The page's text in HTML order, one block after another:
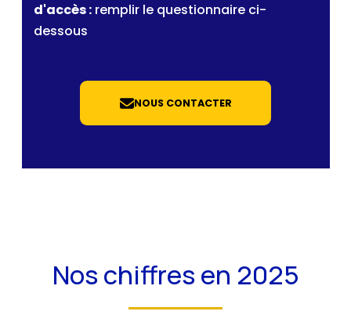
d'accès :remplir le questionnaire ci-
dessous
NOUS CONTACTER
Nos chiffres en 2025